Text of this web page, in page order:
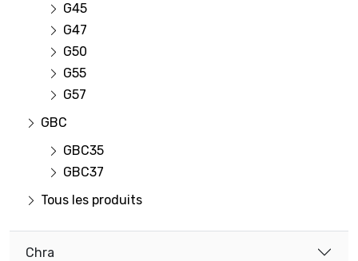
G45
G47
G50
G55
G57
GBC
GBC35
GBC37
Tous les produits
Chra